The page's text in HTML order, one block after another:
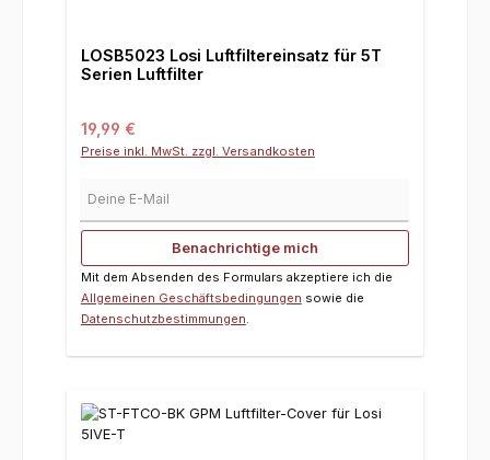
LOSB5023 Losi Luftfiltereinsatz für 5T
Serien Luftfilter
Regulärer Preis:
19,99 €
Preise inkl. MwSt. zzgl. Versandkosten
Benachrichtige mich
Mit dem Absenden des Formulars akzeptiere ich die
Allgemeinen Geschäftsbedingungen sowie die
Datenschutzbestimmungen